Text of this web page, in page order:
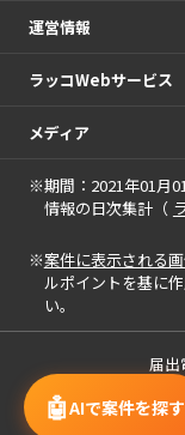
🤖AIで案件を探す
運営情報
ラッコWebサービス
メディア
※期間：2021年01月
情報の日次集計（
※案件に表示される
ルポイントを基に
い。
届出
「中小